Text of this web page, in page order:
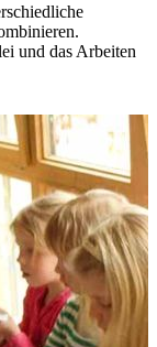
und das Arbeiten